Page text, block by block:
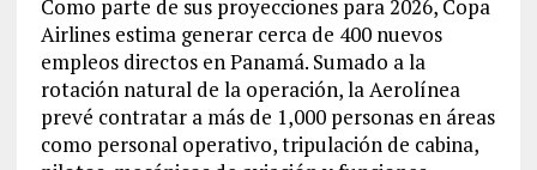
Como parte de sus proyecciones para 2026, Copa
Airlines estima generar cerca de 400 nuevos
empleos directos en Panamá. Sumado a la
rotación natural de la operación, la Aerolínea
prevé contratar a más de 1,000 personas en áreas
como personal operativo, tripulación de cabina,